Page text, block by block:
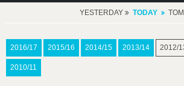
YESTERDAY TODAY
2016/17 2015/16 2014/15 2013/14 2012/
2010/11